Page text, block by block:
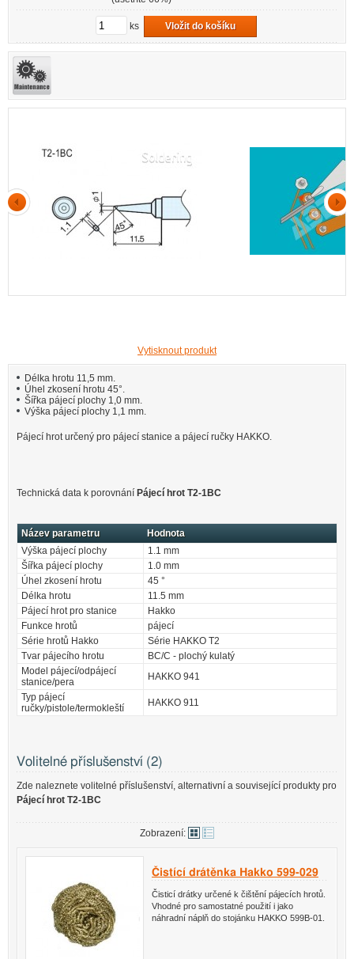
ks Vložit do košíku
Vytisknout produkt
Délka hrotu 11,5 mm.
Úhel zkosení hrotu 45°.
Šířka pájecí plochy 1,0 mm.
Výška pájecí plochy 1,1 mm.
Pájecí hrot určený pro pájecí stanice a pájecí ručky HAKKO.
Technická data k porovnání Pájecí hrot T2-1BC
Název parametru
Hodnota
Výška pájecí plochy
1.1 mm
Šířka pájecí plochy
1.0 mm
Úhel zkosení hrotu
45 °
Délka hrotu
11.5 mm
Pájecí hrot pro stanice
Hakko
Funkce hrotů
pájecí
Série hrotů Hakko
Série HAKKO T2
Tvar pájecího hrotu
BC/C - plochý kulatý
Model pájecí/odpájecí
stanice/pera
HAKKO 941
Typ pájecí
ručky/pistole/termokleští
HAKKO 911
Volitelné příslušenství (2)
Zde naleznete volitelné příslušenství, alternativní a související produkty pro
Pájecí hrot T2-1BC
Zobrazení:
Čistící drátěnka Hakko 599-029
Čisticí drátky určené k čištění pájecích hrotů.
Vhodné pro samostatné použití i jako
náhradní náplň do stojánku HAKKO 599B-01.